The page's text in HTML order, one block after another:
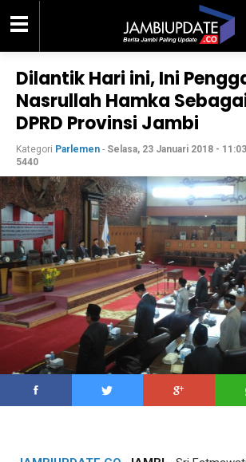
Dilantik Hari ini, Ini
Nasrullah Hamka
DPRD Provinsi Jambi
Kategori Parlemen - Selasa, 23 Januari 2018 -
5440